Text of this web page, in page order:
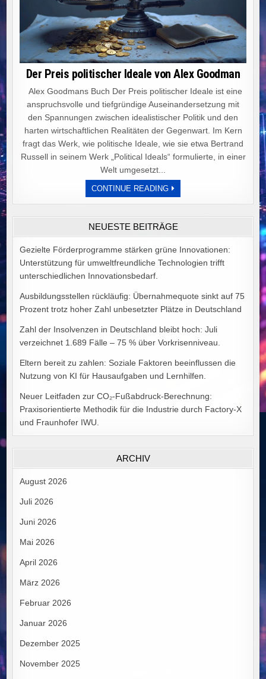
Der Preis politischer Ideale von Alex Goodman
Alex Goodmans Buch Der Preis politischer Ideale ist eine
anspruchsvolle und tiefgründige Auseinandersetzung mit
den Spannungen zwischen idealistischer Politik und den
harten wirtschaftlichen Realitäten der Gegenwart. Im Kern
fragt das Werk, wie politische Ideale, wie sie etwa Bertrand
Russell in seinem Werk „Political Ideals“ formulierte, in einer
Welt umgesetzt...
CONTINUE READINGDER
PREIS
POLITISCHER
VON
ALEX
NEUESTE BEITRÄGE
Gezielte Förderprogramme stärken grüne Innovationen:
Unterstützung für umweltfreundliche Technologien trifft
unterschiedlichen Innovationsbedarf.
Ausbildungsstellen rückläufig: Übernahmequote sinkt auf 75
Prozent trotz hoher Zahl unbesetzter Plätze in Deutschland
Zahl der Insolvenzen in Deutschland bleibt hoch: Juli
verzeichnet 1.689 Fälle – 75 % über Vorkrisenniveau.
Eltern bereit zu zahlen: Soziale Faktoren beeinflussen die
Nutzung von KI für Hausaufgaben und Lernhilfen.
Neuer Leitfaden zur CO₂-Fußabdruck-Berechnung:
Praxisorientierte Methodik für die Industrie durch Factory-X
und Fraunhofer IWU.
ARCHIV
August 2026
Juli 2026
Juni 2026
Mai 2026
April 2026
März 2026
Februar 2026
Januar 2026
Dezember 2025
November 2025